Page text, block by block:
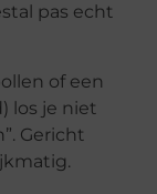
pas echt
of een
los je niet
Gericht